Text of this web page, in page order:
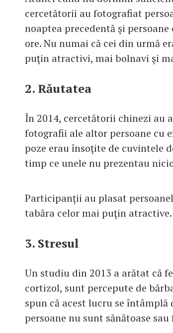
cercetătorii au fotografiat
noaptea precedentă şi
ore. Nu numai că cei din urmă
puţin atractivi, mai bolnavi şi
2. Răutatea
În 2014, cercetătorii chinezi au
fotografii ale altor persoane cu
poze erau însoţite de cuvintele
timp ce unele nu prezentau
Participanţii au plasat
tabăra celor mai puţin atractive.
3. Stresul
Un studiu din 2013 a arătat că
cortizol, sunt percepute de
spun că acest lucru se întâmplă
persoane nu sunt sănătoase